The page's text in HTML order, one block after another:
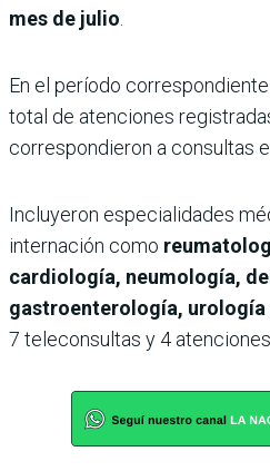
mes de julio
En el período
total de atenciones
correspondieron a consultas
Incluyeron especialidades
internación como
cardiología, neumología,
gastroenterología, urología
7 teleconsultas y 4